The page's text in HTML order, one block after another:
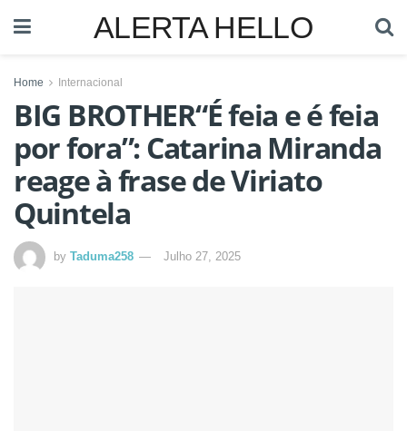
ALERTA HELLO
Home Internacional
BIG BROTHER“É feia e é feia
por fora”: Catarina Miranda
reage à frase de Viriato
Quintela
by Taduma258 Julho 27, 2025